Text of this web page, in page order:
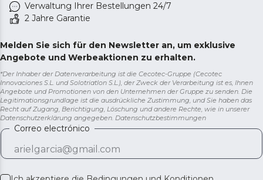
Verwaltung Ihrer Bestellungen 24/7
2 Jahre Garantie
Melden Sie sich für den Newsletter an, um exklusive
Angebote und Werbeaktionen zu erhalten.
*Der Inhaber der Datenverarbeitung ist die Cecotec-Gruppe (Cecotec
Innovaciones S.L. und Solotriatlon S.L.), der Zweck der Verarbeitung ist es, Ihnen
Angebote und Promotionen von den Unternehmen der Gruppe zu senden. Die
Legitimationsgrundlage ist die ausdrückliche Zustimmung, und Sie haben das
Recht auf Zugang, Berichtigung, Löschung und andere Rechte, wie in unserer
Datenschutzerklärung angegeben. Datenschutzbestimmungen
Correo electrónico